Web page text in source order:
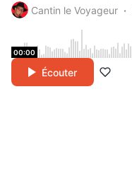
Cantin le Voyageur
00:00
Écouter